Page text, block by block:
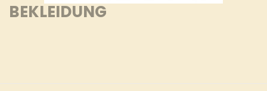
BEKLEIDUNG